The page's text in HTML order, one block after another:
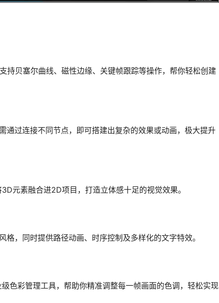
持贝塞尔曲线、磁性边缘、关键帧跟踪等操作，帮你轻松创建
通过连接不同节点，即可搭建出复杂的效果或动画，极大提升
元素融合进2D项目，打造立体感十足的视觉效果。
格，同时提供路径动画、时序控制及多样化的文字特效。
色彩管理工具，帮助你精准调整每一帧画面的色调，轻松实现